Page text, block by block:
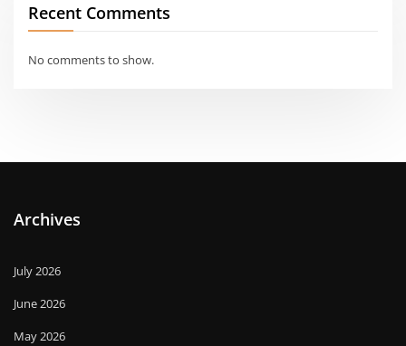
Recent Comments
No comments to show.
Archives
July 2026
June 2026
May 2026